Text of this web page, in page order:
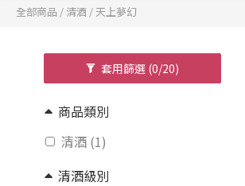
全部商品 / 清酒 / 天上夢幻
套用篩選 (0/20)
商品類別
清酒 (1)
清酒級別